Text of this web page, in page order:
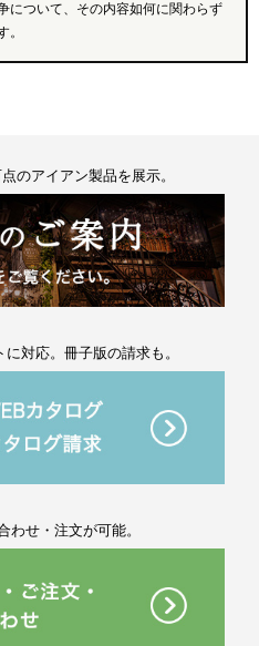
について、その内容如何に関わらず
。
のアイアン製品を展示。
対応。冊子版の請求も。
わせ・注文が可能。